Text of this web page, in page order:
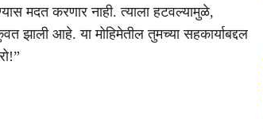
मदत करणार नाही. त्याला हटवल्यामुळे,
झाली आहे. या मोहिमेतील तुमच्या सहकार्याबद्दल